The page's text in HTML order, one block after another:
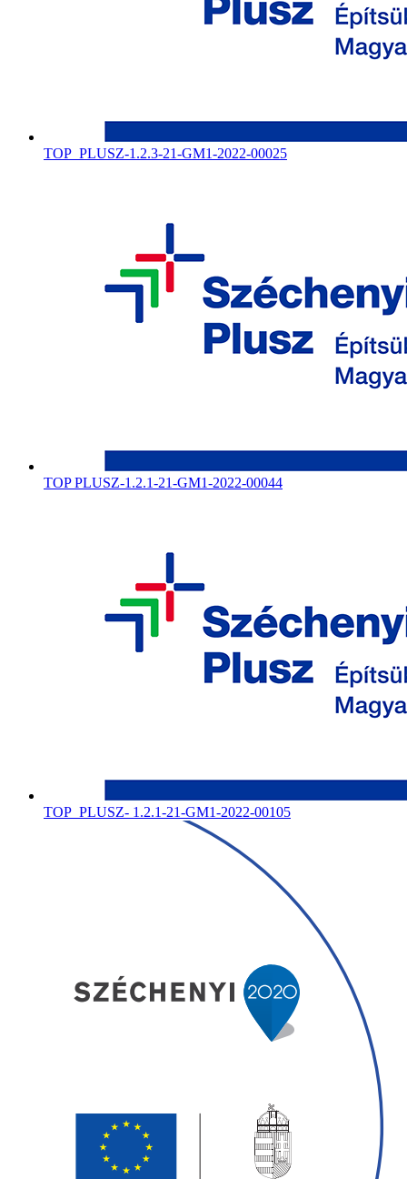
TOP_PLUSZ-1.2.3-21-GM1-2022-00025
TOP PLUSZ-1.2.1-21-GM1-2022-00044
TOP_PLUSZ- 1.2.1-21-GM1-2022-00105